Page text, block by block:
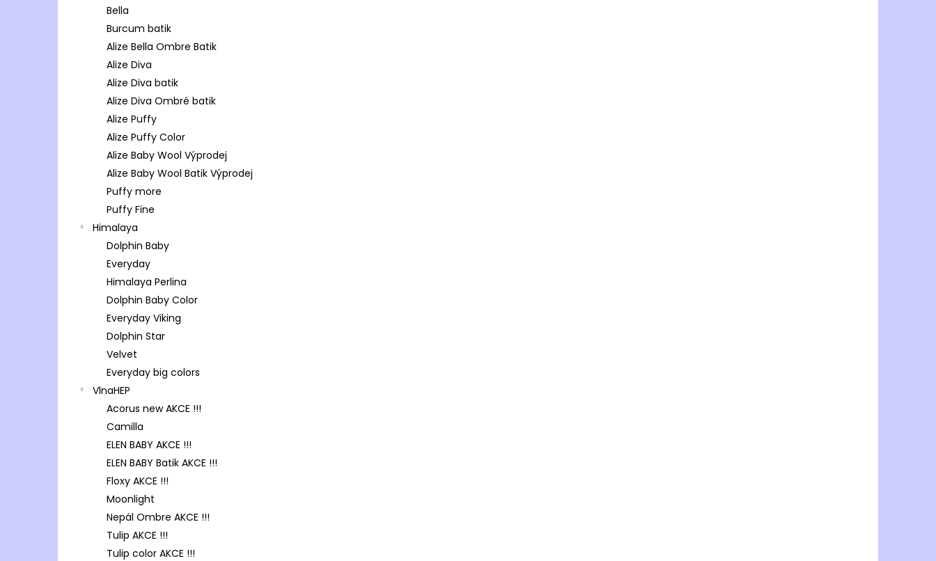
Bella
Burcum batik
Alize Bella Ombre Batik
Alize Diva
Alize Diva batik
Alize Diva Ombré batik
Alize Puffy
Alize Puffy Color
Alize Baby Wool Výprodej
Alize Baby Wool Batik Výprodej
Puffy more
Puffy Fine
Himalaya
Dolphin Baby
Everyday
Himalaya Perlina
Dolphin Baby Color
Everyday Viking
Dolphin Star
Velvet
Everyday big colors
VlnaHEP
Acorus new AKCE !!!
Camilla
ELEN BABY AKCE !!!
ELEN BABY Batik AKCE !!!
Floxy AKCE !!!
Moonlight
Nepál Ombre AKCE !!!
Tulip AKCE !!!
Tulip color AKCE !!!